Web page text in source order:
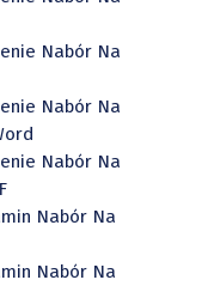
Nabór Na
Nabór Na
Nabór Na
Nabór Na
Nabór Na